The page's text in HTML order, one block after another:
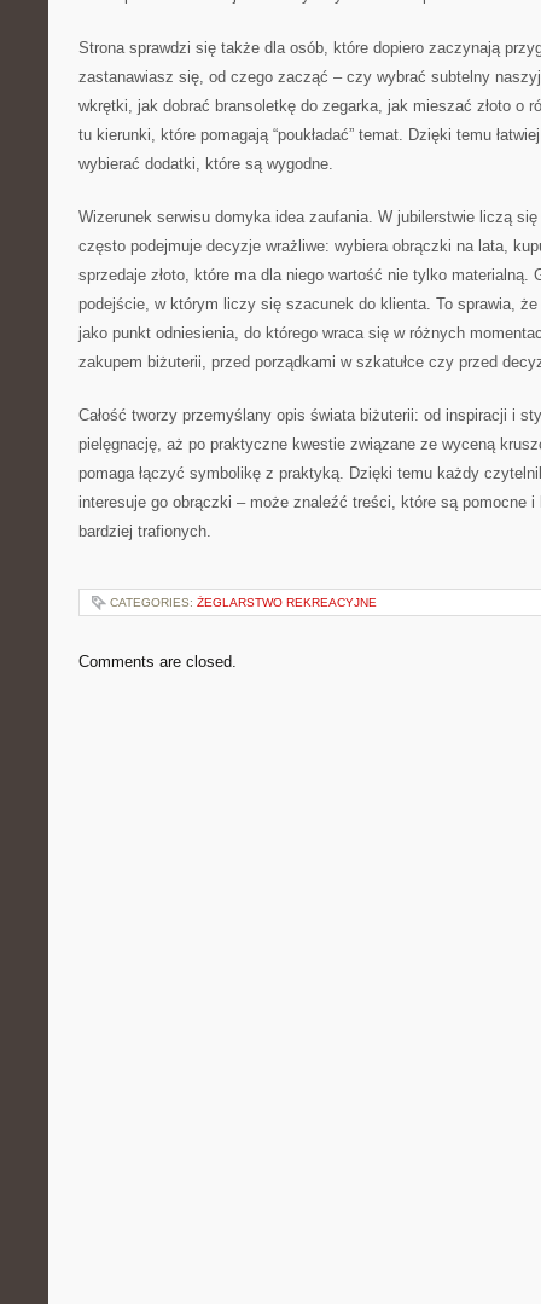
Strona sprawdzi się także dla osób, które dopiero zaczynają
zastanawiasz się, od czego zacząć – czy wybrać subtelny
wkrętki, jak dobrać bransoletkę do zegarka, jak mieszać złoto o
tu kierunki, które pomagają “poukładać” temat. Dzięki temu
wybierać dodatki, które są wygodne.
Wizerunek serwisu domyka idea zaufania. W jubilerstwie liczą
często podejmuje decyzje wrażliwe: wybiera obrączki na lata,
sprzedaje złoto, które ma dla niego wartość nie tylko materialną.
podejście, w którym liczy się szacunek do klienta. To sprawia,
jako punkt odniesienia, do którego wraca się w różnych
zakupem biżuterii, przed porządkami w szkatułce czy przed
Całość tworzy przemyślany opis świata biżuterii: od inspiracji i
pielęgnację, aż po praktyczne kwestie związane ze wyceną
pomaga łączyć symbolikę z praktyką. Dzięki temu każdy
interesuje go obrączki – może znaleźć treści, które są pomocne
bardziej trafionych.
CATEGORIES: ŻEGLARSTWO REKREACYJNE
Comments are closed.